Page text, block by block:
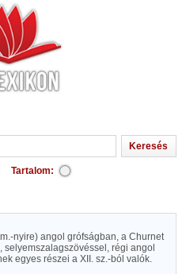
Tartalom:
nyire) angol grófságban, a Churnet
régi angol
egyes részei a XII. sz.-ból valók.